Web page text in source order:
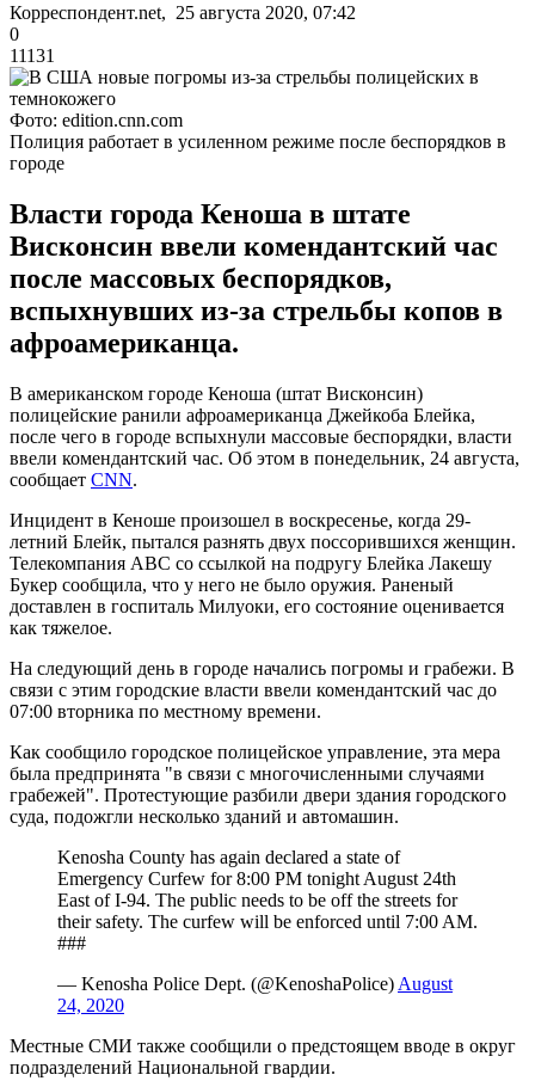
Корреспондент.net, 25 августа 2020, 07:42
0
11131
Фото: edition.cnn.com
Полиция работает в усиленном режиме после беспорядков в
городе
Власти города Кеноша в штате
Висконсин ввели комендантский час
после массовых беспорядков,
вспыхнувших из-за стрельбы копов в
афроамериканца.
В американском городе Кеноша (штат Висконсин)
полицейские ранили афроамериканца Джейкоба Блейка,
после чего в городе вспыхнули массовые беспорядки, власти
ввели комендантский час. Об этом в понедельник, 24 августа,
сообщает CNN.
Инцидент в Кеноше произошел в воскресенье, когда 29-
летний Блейк, пытался разнять двух поссорившихся женщин.
Телекомпания ABC со ссылкой на подругу Блейка Лакешу
Букер сообщила, что у него не было оружия. Раненый
доставлен в госпиталь Милуоки, его состояние оценивается
как тяжелое.
На следующий день в городе начались погромы и грабежи. В
связи с этим городские власти ввели комендантский час до
07:00 вторника по местному времени.
Как сообщило городское полицейское управление, эта мера
была предпринята "в связи с многочисленными случаями
грабежей". Протестующие разбили двери здания городского
суда, подожгли несколько зданий и автомашин.
Kenosha County has again declared a state of
Emergency Curfew for 8:00 PM tonight August 24th
East of I-94. The public needs to be off the streets for
their safety. The curfew will be enforced until 7:00 AM.
###
— Kenosha Police Dept. (@KenoshaPolice) August
24, 2020
Местные СМИ также сообщили о предстоящем вводе в округ
подразделений Национальной гвардии.